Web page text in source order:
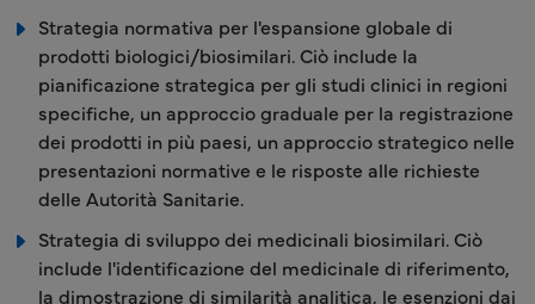
Strategia normativa per l'espansione globale di
prodotti biologici/biosimilari. Ciò include la
pianificazione strategica per gli studi clinici in regioni
specifiche, un approccio graduale per la registrazione
dei prodotti in più paesi, un approccio strategico nelle
presentazioni normative e le risposte alle richieste
delle Autorità Sanitarie.
Strategia di sviluppo dei medicinali biosimilari. Ciò
include l'identificazione del medicinale di riferimento,
la dimostrazione di similarità analitica, le esenzioni dai